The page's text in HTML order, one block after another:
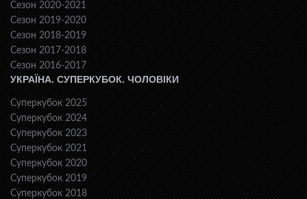
Сезон 2020-2021
Сезон 2019-2020
Сезон 2018-2019
Сезон 2017-2018
Сезон 2016-2017
УКРАЇНА. СУПЕРКУБОК. ЧОЛОВІКИ
Суперкубок 2025
Суперкубок 2024
Суперкубок 2023
Суперкубок 2021
Суперкубок 2020
Суперкубок 2019
Суперкубок 2018